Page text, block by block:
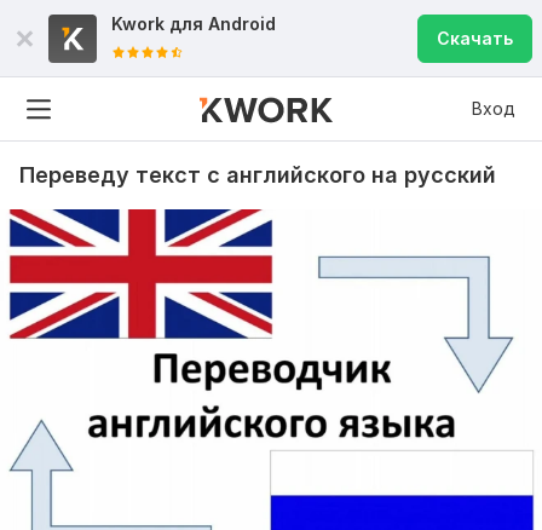
Kwork для Android
Скачать
Вход
Переведу текст с английского на русский